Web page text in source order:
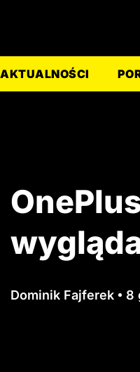
AKTUALNOŚCI
Dominik Fajferek 8